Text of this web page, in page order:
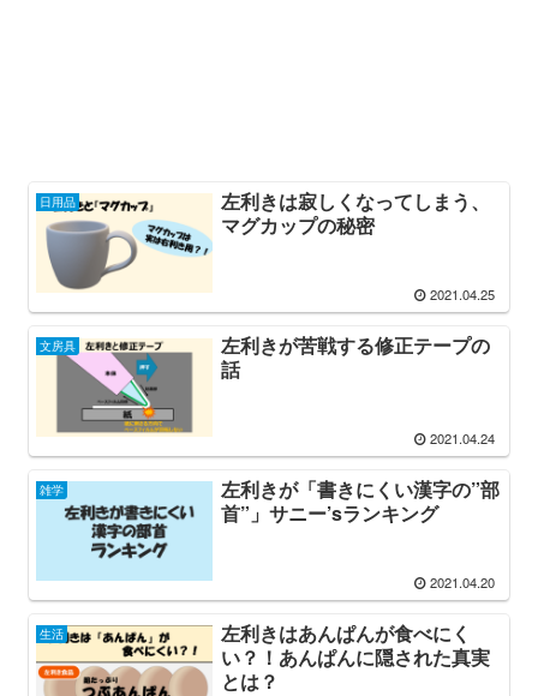
日用品
左利きは寂しくなってしまう、
マグカップの秘密
2021.04.25
文房具
左利きが苦戦する修正テープの
話
2021.04.24
雑学
左利きが「書きにくい漢字の”部
首”」サニー’sランキング
2021.04.20
生活
左利きはあんぱんが食べにく
い？！あんぱんに隠された真実
とは？